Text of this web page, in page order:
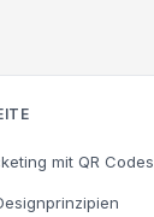
mit QR Codes